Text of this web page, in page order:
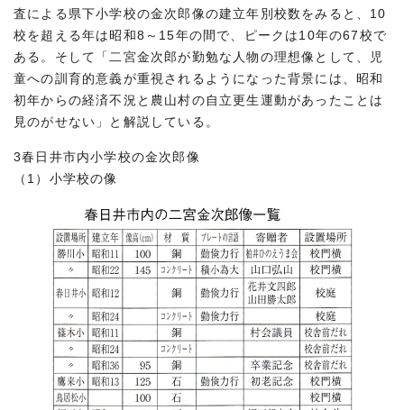
査による県下小学校の金次郎像の建立年別校数をみると、10
校を超える年は昭和8～15年の間で、ピークは10年の67校で
ある。そして「二宮金次郎が勤勉な人物の理想像として、児
童への訓育的意義が重視されるようになった背景には、昭和
初年からの経済不況と農山村の自立更生運動があったことは
見のがせない」と解説している。
3春日井市内小学校の金次郎像
（1）小学校の像